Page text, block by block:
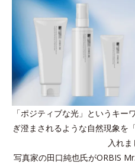
「ポジティブな光」というキ
ぎ澄まされるような自然現象を
入れま
写真家の田口純也氏がORBIS